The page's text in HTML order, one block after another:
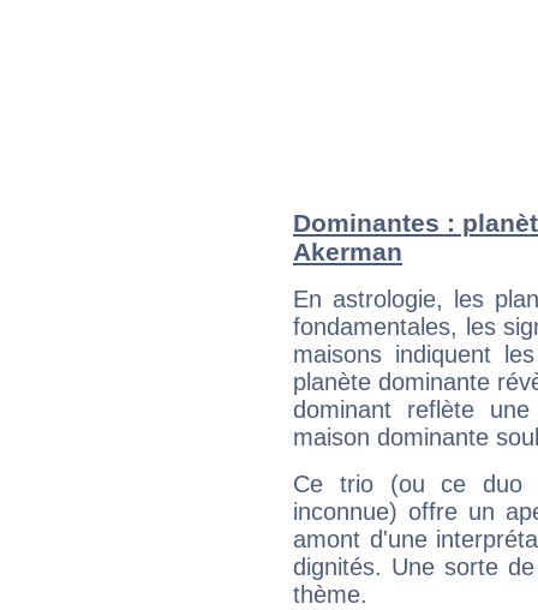
Dominantes :
Akerman
En astrologie, les
fondamentales, les
maisons indiquent
planète dominante
dominant reflète
maison dominante
Ce trio (ou ce duo
inconnue) offre un
amont d'une
dignités. Une sorte
thème.